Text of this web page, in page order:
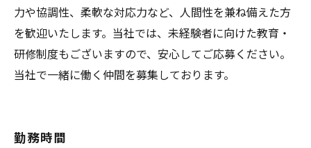
力や協調性、柔軟な対応力など、人間性を兼ね備えた方
を歓迎いたします。当社では、未経験者に向けた教育・
研修制度もございますので、安心してご応募ください。
当社で一緒に働く仲間を募集しております。
勤務時間